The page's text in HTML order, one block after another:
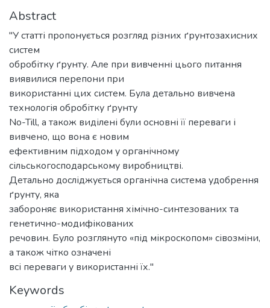
Abstract
"У статті пропонується розгляд різних ґрунтозахисних
систем
обробітку ґрунту. Але при вивченні цього питання
виявилися перепони при
використанні цих систем. Була детально вивчена
технологія обробітку ґрунту
No-Till, а також виділені були основні її переваги і
вивчено, що вона є новим
ефективним підходом у органічному
сільськогосподарському виробництві.
Детально досліджується органічна система удобрення
ґрунту, яка
забороняє використання хімічно-синтезованих та
генетично-модифікованих
речовин. Було розглянуто «під мікроскопом» сівозміни,
а також чітко означені
всі переваги у використанні їх."
Keywords